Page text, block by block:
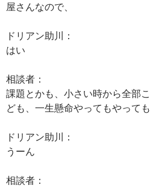
屋さんなので、
ドリアン助川：
はい
相談者：
課題とかも、小さい時から全部
ども、一生懸命やってもやって
ドリアン助川：
うーん
相談者：